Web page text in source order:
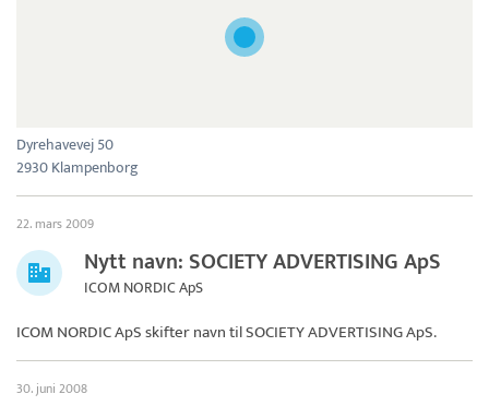
Dyrehavevej 50
2930 Klampenborg
22. mars 2009
Nytt navn: SOCIETY ADVERTISING ApS
ICOM NORDIC ApS
ICOM NORDIC ApS skifter navn tilSOCIETY ADVERTISING ApS.
30. juni 2008